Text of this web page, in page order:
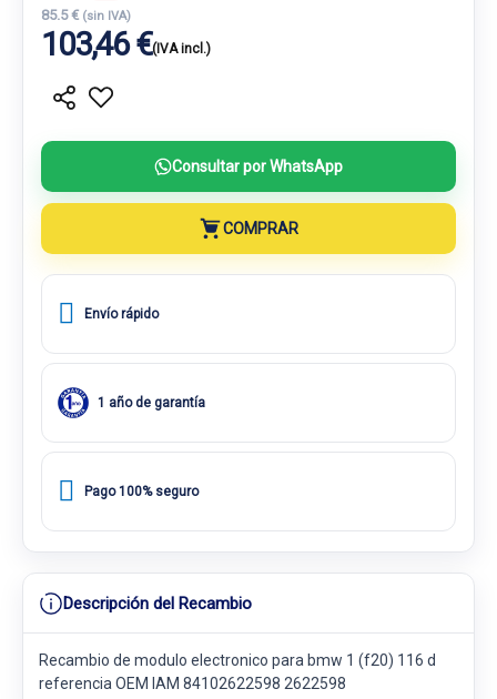
85.5 € (sin IVA)
103,46 €(IVA incl.)
Consultar por WhatsApp
COMPRAR
Envío rápido
1 año de garantía
Pago 100% seguro
Descripción del Recambio
Recambio de modulo electronico para bmw 1 (f20) 116 d
referencia OEM IAM 84102622598 2622598